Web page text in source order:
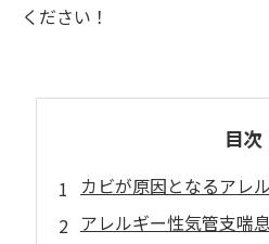
ください！
目次
カビが原因となるアレ
アレルギー性気管支喘